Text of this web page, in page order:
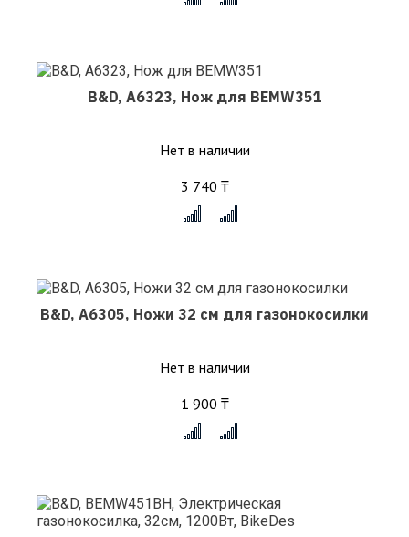
B&D, A6323, Нож для BEMW351
Нет в наличии
3 740 ₸
B&D, A6305, Ножи 32 см для газонокосилки
Нет в наличии
1 900 ₸